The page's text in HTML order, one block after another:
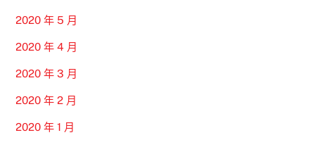
2020 年 5 月
2020 年 4 月
2020 年 3 月
2020 年 2 月
2020 年 1 月